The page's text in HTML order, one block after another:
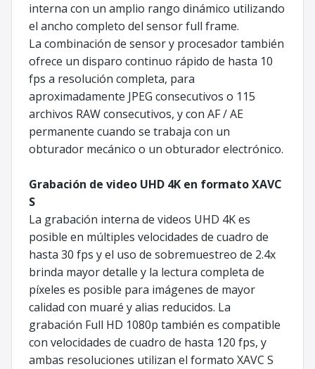
interna con un amplio rango dinámico utilizando
el ancho completo del sensor full frame.
La combinación de sensor y procesador también
ofrece un disparo continuo rápido de hasta 10
fps a resolución completa, para
aproximadamente JPEG consecutivos o 115
archivos RAW consecutivos, y con AF / AE
permanente cuando se trabaja con un
obturador mecánico o un obturador electrónico.
Grabación de video UHD 4K en formato XAVC
S
La grabación interna de videos UHD 4K es
posible en múltiples velocidades de cuadro de
hasta 30 fps y el uso de sobremuestreo de 2.4x
brinda mayor detalle y la lectura completa de
píxeles es posible para imágenes de mayor
calidad con muaré y alias reducidos. La
grabación Full HD 1080p también es compatible
con velocidades de cuadro de hasta 120 fps, y
ambas resoluciones utilizan el formato XAVC S